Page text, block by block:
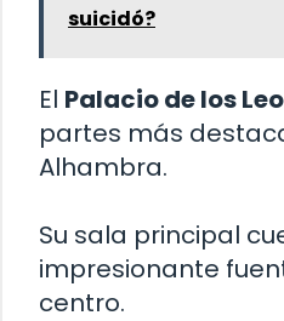
suicidó?
El Palacio de los
partes más
Alhambra.
Su sala principal
impresionante
centro.